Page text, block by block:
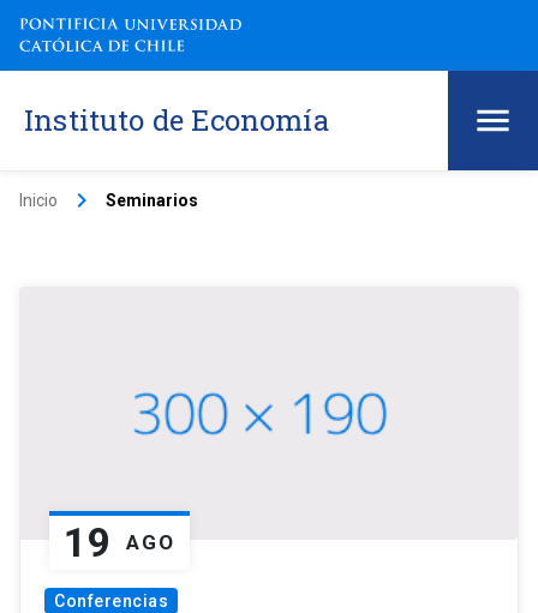
Instituto de Economía
Inicio keyboard_arrow_right Seminarios
19 AGO
Conferencias